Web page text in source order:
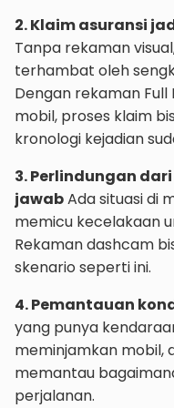
2. Klaim asuransi
Tanpa rekaman
terhambat oleh
Dengan rekaman
mobil, proses klaim
kronologi kejadian
3. Perlindungan
jawabAda situasi di
memicu kecelakaan
Rekaman dashcam
skenario seperti ini.
4. Pemantauan
yang punya
meminjamkan mobil,
memantau
perjalanan.